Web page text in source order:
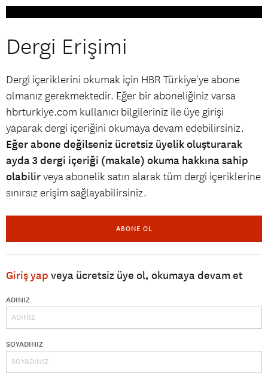
Dergi Erişimi
Dergi içeriklerini okumak için HBR Türkiye'ye abone
olmanız gerekmektedir. Eğer bir aboneliğiniz varsa
hbrturkiye.com kullanıcı bilgileriniz ile üye girişi
yaparak dergi içeriğini okumaya devam edebilirsiniz.
Eğer abone değilseniz ücretsiz üyelik oluşturarak
ayda 3 dergi içeriği (makale) okuma hakkına sahip
olabilirveya abonelik satın alarak tüm dergi içeriklerine
sınırsız erişim sağlayabilirsiniz.
ABONE OL
Giriş yap veya ücretsiz üye ol, okumaya devam et
ADINIZ
SOYADINIZ